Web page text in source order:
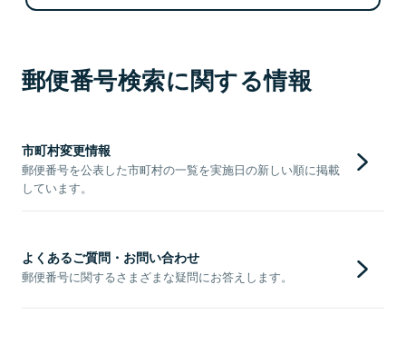
郵便番号検索に関する情報
市町村変更情報
郵便番号を公表した市町村の一覧を実施日の新しい順に掲載
しています。
よくあるご質問・お問い合わせ
郵便番号に関するさまざまな疑問にお答えします。